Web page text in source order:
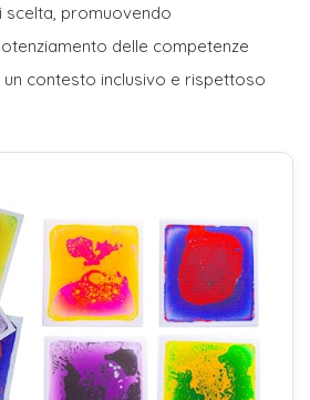
scelta, promuovendo
delle competenze
un contesto inclusivo e rispettoso